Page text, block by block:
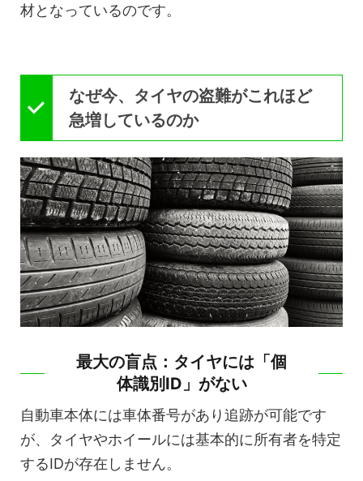
材となっているのです。
なぜ今、タイヤの盗難がこれほど
急増しているのか
最大の盲点：タイヤには「個
体識別ID」がない
自動車本体には車体番号があり追跡が可能です
が、タイヤやホイールには基本的に所有者を特定
するIDが存在しません。